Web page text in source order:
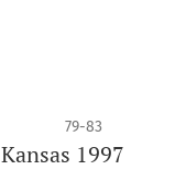
79-83
1997